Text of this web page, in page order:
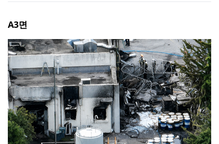
A3면